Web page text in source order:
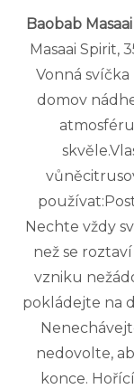
Baobab
Masaai Spirit,
Vonná
domov
Nechte vždy
než se
vzniku
pokládejte na
nedovolte,
konce.